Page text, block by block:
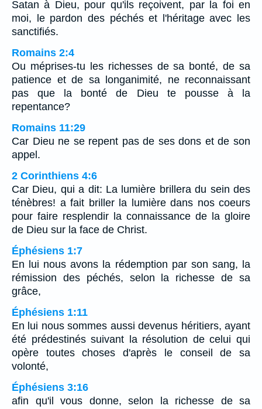
Satan à Dieu, pour qu'ils reçoivent, par la foi en
moi, le pardon des péchés et l'héritage avec les
sanctifiés.
Romains 2:4
Ou méprises-tu les richesses de sa bonté, de sa
patience et de sa longanimité, ne reconnaissant
pas que la bonté de Dieu te pousse à la
repentance?
Romains 11:29
Car Dieu ne se repent pas de ses dons et de son
appel.
2 Corinthiens 4:6
Car Dieu, qui a dit: La lumière brillera du sein des
ténèbres! a fait briller la lumière dans nos coeurs
pour faire resplendir la connaissance de la gloire
de Dieu sur la face de Christ.
Éphésiens 1:7
En lui nous avons la rédemption par son sang, la
rémission des péchés, selon la richesse de sa
grâce,
Éphésiens 1:11
En lui nous sommes aussi devenus héritiers, ayant
été prédestinés suivant la résolution de celui qui
opère toutes choses d'après le conseil de sa
volonté,
Éphésiens 3:16
afin qu'il vous donne, selon la richesse de sa